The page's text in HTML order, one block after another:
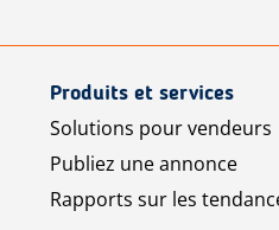
Produits et services
Solutions pour vendeurs
Publiez une annonce
Rapports sur les